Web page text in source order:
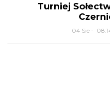
Turniej
04 Sie -